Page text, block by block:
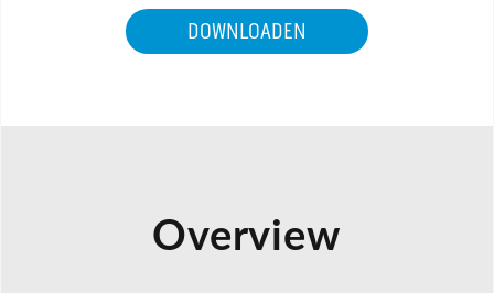
DOWNLOADEN
Overview